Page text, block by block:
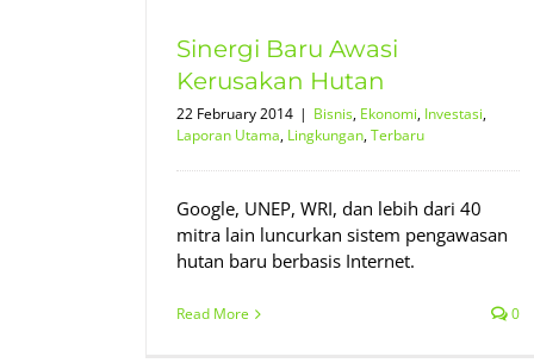
Sinergi Baru Awasi
Kerusakan Hutan
22 February 2014 | Bisnis, Ekonomi, Investasi,
Laporan Utama, Lingkungan,Terbaru
Google, UNEP, WRI, dan lebih dari 40
mitra lain luncurkan sistem pengawasan
hutan baru berbasis Internet.
Read More 0